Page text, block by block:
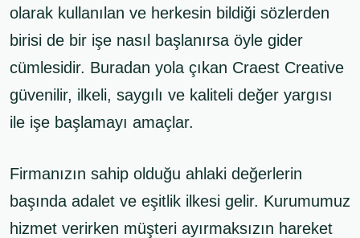
olarak kullanılan ve herkesin bildiği sözlerden
birisi de bir işe nasıl başlanırsa öyle gider
cümlesidir. Buradan yola çıkan Craest Creative
güvenilir, ilkeli, saygılı ve kaliteli değer yargısı
ile işe başlamayı amaçlar.
Firmanızın sahip olduğu ahlaki değerlerin
başında adalet ve eşitlik ilkesi gelir. Kurumumuz
hizmet verirken müşteri ayırmaksızın hareket